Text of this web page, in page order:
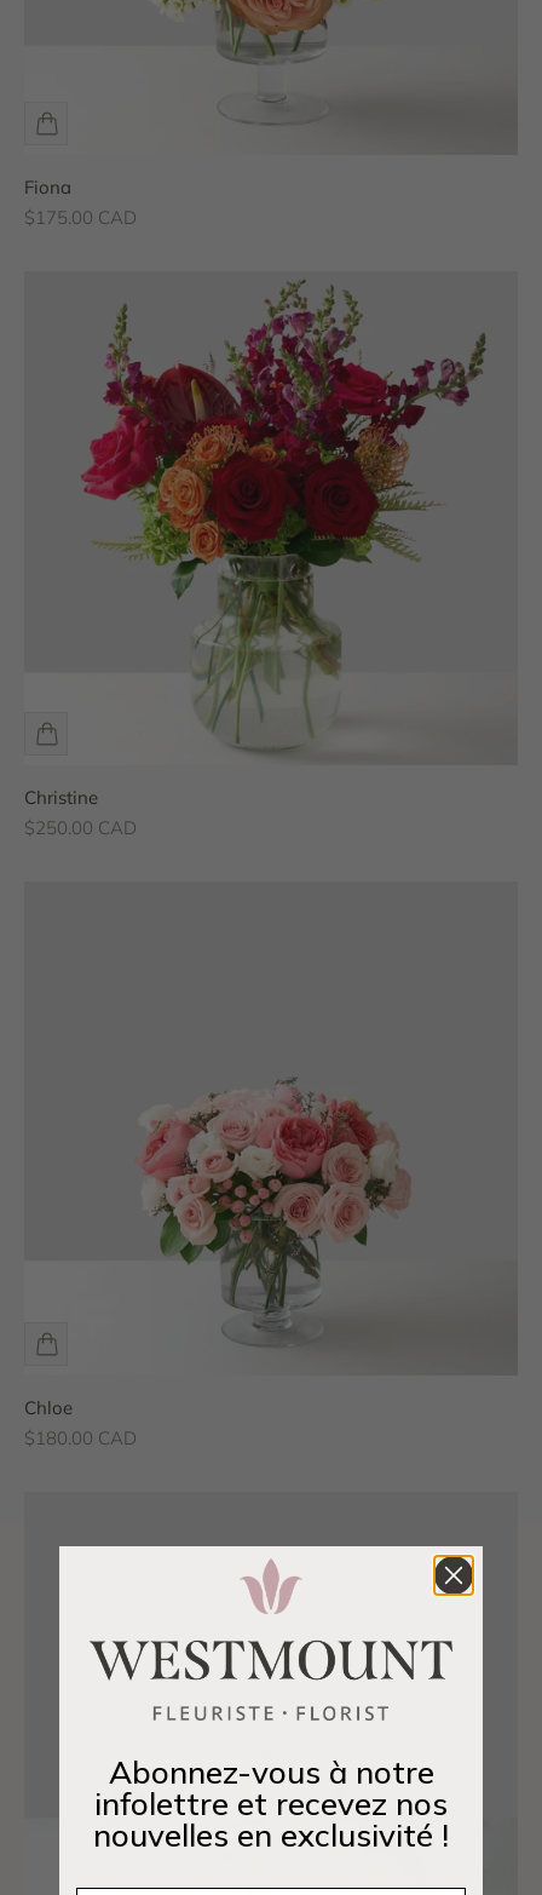
Fiona
Prix de vente
$175.00 CAD
Christine
Prix de vente
$250.00 CAD
Chloe
Prix de vente
$180.00 CAD
Abonnez-vous à notre
infolettre et recevez nos
nouvelles en exclusivité !